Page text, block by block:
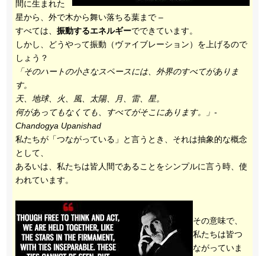
間に生まれた
星から、外で木から舞い落ちる葉まで –
すべては、 振動するエネルギーでできています。
しかし、どうやって振動（ヴァイブレーション）を上げるので
しょう？
「そのハートの小さなスペースには、外界のすべてがありま
す。
天、地球、火、風、太陽、月、雷、星。
何があってもなくても、すべてがそこにあります。」-
Chandogya Upanishad
私たちが「つながっている」と言うとき、それは抽象的な概念
として、
あるいは、私たちは皆人間であることをシンプルに言う時、使
われています。
その意味で、
私たちは皆つ
ながっていま